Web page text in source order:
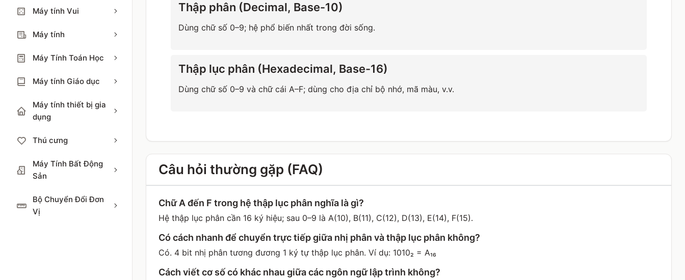
Máy tính Vui
Máy tính
Máy Tính Toán Học
Máy tính Giáo dục
Máy tính thiết bị gia
dụng
Thú cưng
Máy Tính Bất Động
Sản
Bộ Chuyển Đổi Đơn
Vị
Thập phân (Decimal, Base-10)
Dùng chữ số 0–9; hệ phổ biến nhất trong đời sống.
Thập lục phân (Hexadecimal, Base-16)
Dùng chữ số 0–9 và chữ cái A–F; dùng cho địa chỉ bộ nhớ, mã màu, v.v.
Câu hỏi thường gặp (FAQ)
Chữ A đến F trong hệ thập lục phân nghĩa là gì?
Hệ thập lục phân cần 16 ký hiệu; sau 0–9 là A(10), B(11), C(12), D(13), E(14), F(15).
Có cách nhanh để chuyển trực tiếp giữa nhị phân và thập lục phân không?
Có. 4 bit nhị phân tương đương 1 ký tự thập lục phân. Ví dụ: 1010₂ = A₁₆
Cách viết cơ số có khác nhau giữa các ngôn ngữ lập trình không?